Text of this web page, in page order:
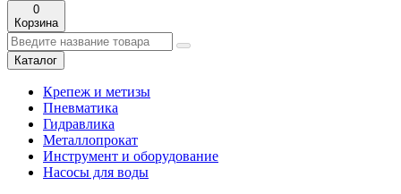
0
Корзина
Каталог
Крепеж и метизы
Пневматика
Гидравлика
Металлопрокат
Инструмент и оборудование
Насосы для воды